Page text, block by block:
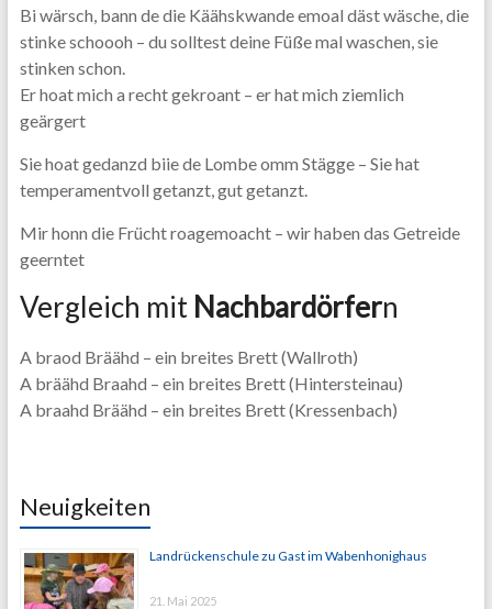
Bi wärsch, bann de die Käähskwande emoal däst wäsche, die
stinke schoooh – du solltest deine Füße mal waschen, sie
stinken schon.
Er hoat mich a recht gekroant – er hat mich ziemlich
geärgert
Sie hoat gedanzd biie de Lombe omm Stägge – Sie hat
temperamentvoll getanzt, gut getanzt.
Mir honn die Frücht roagemoacht – wir haben das Getreide
geerntet
Vergleich mit Nachbardörfern
A braod Bräähd – ein breites Brett (Wallroth)
A bräähd Braahd – ein breites Brett (Hintersteinau)
A braahd Bräähd – ein breites Brett (Kressenbach)
Neuigkeiten
Landrückenschule zu Gast im Wabenhonighaus
21. Mai 2025